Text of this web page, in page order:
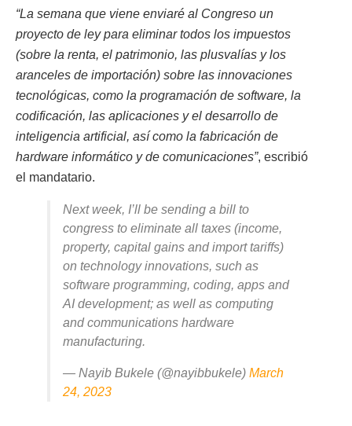
“La semana que viene enviaré al Congreso un
proyecto de ley para eliminar todos los impuestos
(sobre la renta, el patrimonio, las plusvalías y los
aranceles de importación) sobre las innovaciones
tecnológicas, como la programación de software, la
codificación, las aplicaciones y el desarrollo de
inteligencia artificial, así como la fabricación de
hardware informático y de comunicaciones”, escribió
el mandatario.
Next week, I’ll be sending a bill to
congress to eliminate all taxes (income,
property, capital gains and import tariffs)
on technology innovations, such as
software programming, coding, apps and
AI development; as well as computing
and communications hardware
manufacturing.
— Nayib Bukele (@nayibbukele) March
24, 2023